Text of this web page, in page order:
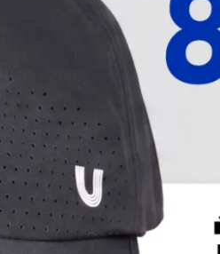
助，有助於健康維持。
物相較之下，較無不良反應
好油。